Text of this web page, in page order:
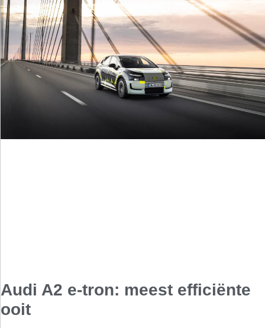
Audi A2 e-tron: meest efficiënte
ooit